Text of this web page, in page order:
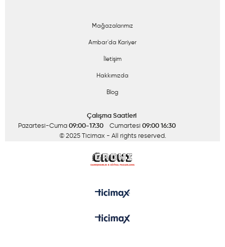
Mağazalarımız
Ambar'da Kariyer
İletişim
Hakkımızda
Blog
Çalışma Saatleri
Pazartesi-Cuma 09:00-17:30 Cumartesi 09:00 16:30
© 2025 Ticimax - All rights reserved.